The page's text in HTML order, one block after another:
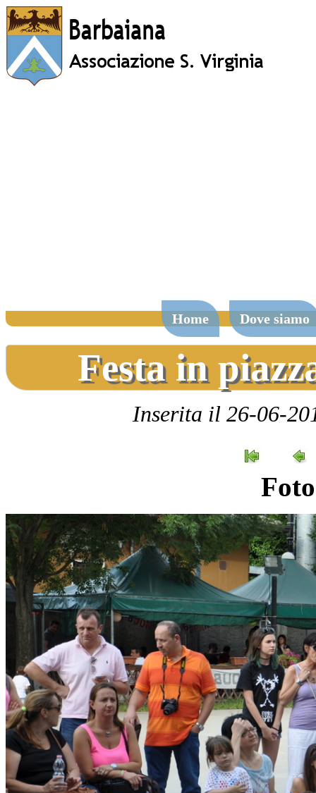
Home Dove siamo
Festa in
Inserita il 26-06-